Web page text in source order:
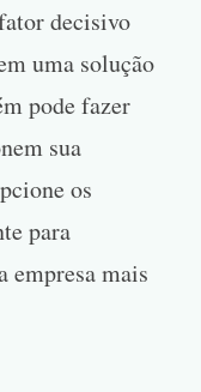
decisivo
uma solução
pode fazer
sua
os
para
empresa mais